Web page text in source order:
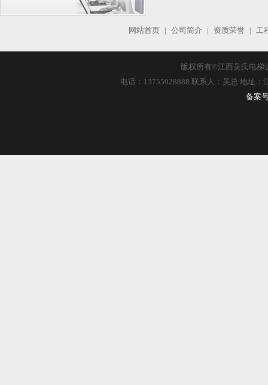
网站首页 | 公司简介 | 资质荣誉 | 工
版权所有©江西吴氏电
电话：13755928888 联系人：吴总 地址
备案